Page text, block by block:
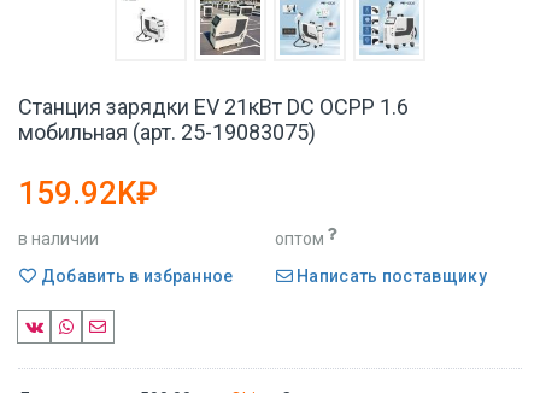
Станция зарядки EV 21кВт DC OCPP 1.6
мобильная (арт. 25-19083075)
159.92K₽
в наличии
оптом
Добавить в избранное
Написать поставщику